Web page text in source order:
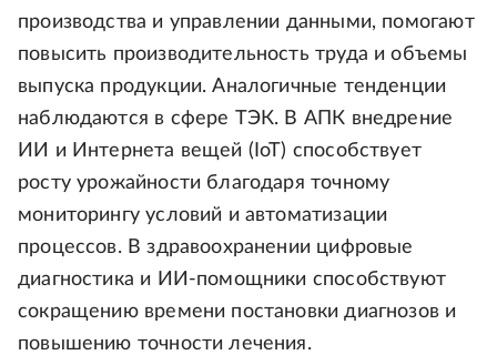
производства и управлении данными, помогают
повысить производительность труда и объемы
выпуска продукции. Аналогичные тенденции
наблюдаются в сфере ТЭК. В АПК внедрение
ИИ и Интернета вещей (IoT) способствует
росту урожайности благодаря точному
мониторингу условий и автоматизации
процессов. В здравоохранении цифровые
диагностика и ИИ-помощники способствуют
сокращению времени постановки диагнозов и
повышению точности лечения.